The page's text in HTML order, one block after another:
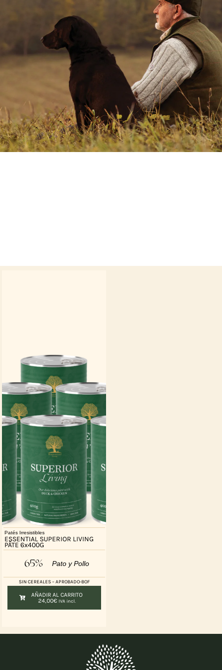
Patés Irresistibles
ESSENTIAL SUPERIOR LIVING
PÂTE 6x400G
65% Pato y Pollo
SIN CEREALES – APROBADO-BOF
AÑADIR AL CARRITO
24,00€ IVA incl.